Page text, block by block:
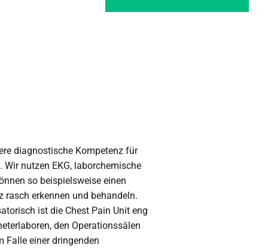
diagnostische Kompetenz für
nutzen EKG, laborchemische
so beispielsweise einen
erkennen und behandeln.
ist die Chest Pain Unit eng
den Operationssälen
Falle einer dringenden